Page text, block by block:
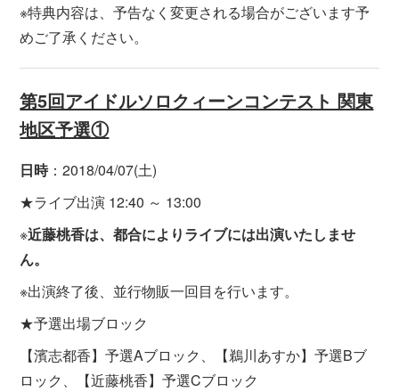
※特典内容は、予告なく変更される場合がございます予
めご了承ください。
第5回アイドルソロクィーンコンテスト 関東
地区予選①
日時：2018/04/07(土)
★ライブ出演 12:40 ～ 13:00
※近藤桃香は、都合によりライブには出演いたしませ
ん。
※出演終了後、並行物販一回目を行います。
★予選出場ブロック
【濱志都香】予選Aブロック、【鵜川あすか】予選Bブ
ロック、【近藤桃香】予選Cブロック